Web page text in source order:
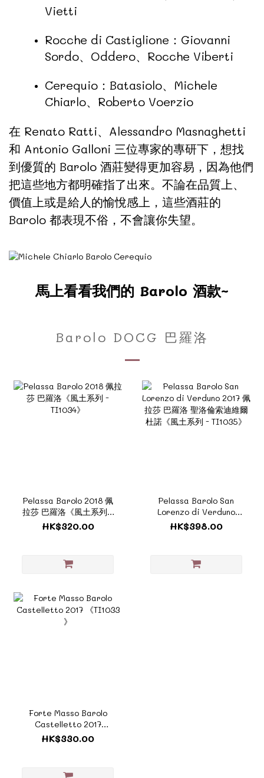
Vietti
Rocche di Castiglione：Giovanni
Sordo、Oddero、Rocche Viberti
Cerequio：Batasiolo、Michele
Chiarlo、Roberto Voerzio
在 Renato Ratti、Alessandro Masnaghetti
和 Antonio Galloni 三位專家的專研下，想找
到優質的 Barolo 酒莊變得更加容易，因為他們
把這些地方都明確指了出來。不論在品質上、
價值上或是給人的愉悅感上，這些酒莊的
Barolo 都表現不俗，不會讓你失望。
馬上看看我們的 Barolo 酒款~
Barolo DOCG 巴羅洛
Pelassa Barolo 2018 佩
拉莎 巴羅洛《風土系列 -
TI1034》
HK$320.00
Pelassa Barolo San
Lorenzo di Verduno
2017 佩拉莎 巴羅洛 聖洛
倫索迪維爾杜諾《風土系
HK$398.00
Forte Masso Barolo
Castelletto 2017
《TI1033 》
HK$330.00